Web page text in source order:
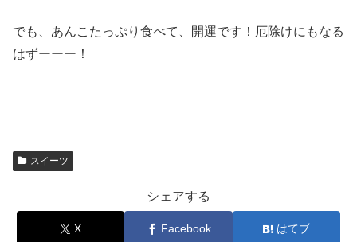
でも、あんこたっぷり食べて、開運です！厄除けにもなる
はずーーー！
スイーツ
シェアする
X Facebook はてブ